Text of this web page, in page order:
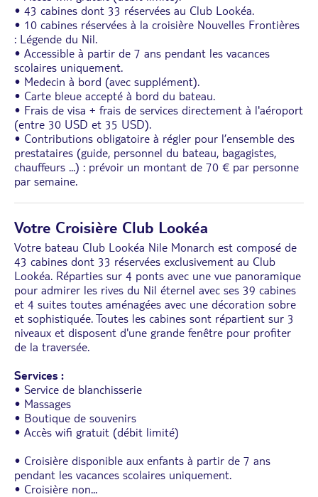
• 43 cabines dont 33 réservées au Club Lookéa.
• 10 cabines réservées à la croisière Nouvelles Frontières
: Légende du Nil.
• Accessible à partir de 7 ans pendant les vacances
scolaires uniquement.
• Medecin à bord (avec supplément).
• Carte bleue accepté à bord du bateau.
• Frais de visa + frais de services directement à l'aéroport
(entre 30 USD et 35 USD).
• Contributions obligatoire à régler pour l’ensemble des
prestataires (guide, personnel du bateau, bagagistes,
chauffeurs ...) : prévoir un montant de 70 € par personne
par semaine.
Votre Croisière Club Lookéa
Votre bateau Club Lookéa Nile Monarch est composé de
43 cabines dont 33 réservées exclusivement au Club
Lookéa. Réparties sur 4 ponts avec une vue panoramique
pour admirer les rives du Nil éternel avec ses 39 cabines
et 4 suites toutes aménagées avec une décoration sobre
et sophistiquée. Toutes les cabines sont répartient sur 3
niveaux et disposent d'une grande fenêtre pour profiter
de la traversée.
Services :
• Service de blanchisserie
• Massages
• Boutique de souvenirs
• Accès wifi gratuit (débit limité)
• Croisière disponible aux enfants à partir de 7 ans
pendant les vacances scolaires uniquement.
• Croisière non...